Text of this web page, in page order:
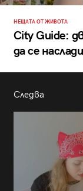
НЕЩАТА ОТ ЖИВОТА
City Guide:
да се
Следва